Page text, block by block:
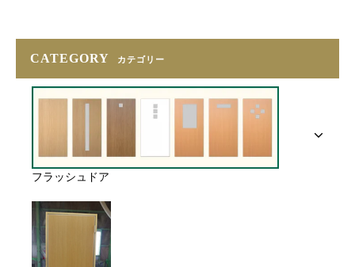
CATEGORY カテゴリー
フラッシュドア